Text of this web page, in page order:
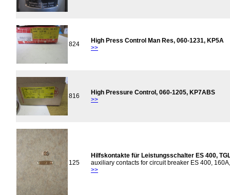
824
High Press Control Man Res, 060-1231, KP5A
>>
816
High Pressure Control, 060-1205, KP7ABS
>>
125
Hilfskontakte für Leistungsschalter ES 400,
auxiliary contacts for circuit breaker ES 400,
>>